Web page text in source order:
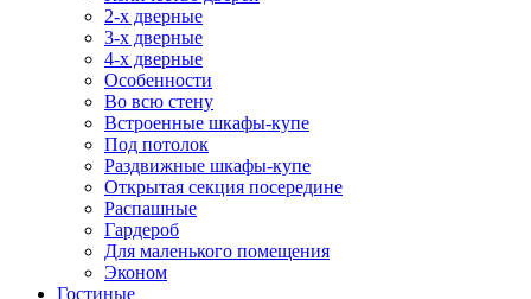
2-х дверные
3-х дверные
4-х дверные
Особенности
Во всю стену
Встроенные шкафы-купе
Под потолок
Раздвижные шкафы-купе
Открытая секция посередине
Распашные
Гардероб
Для маленького помещения
Эконом
Гостиные